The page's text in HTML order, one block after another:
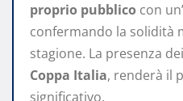
proprio pubblico con
confermando la solidità
stagione. La presenza
Coppa Italia, renderà il
significativo.